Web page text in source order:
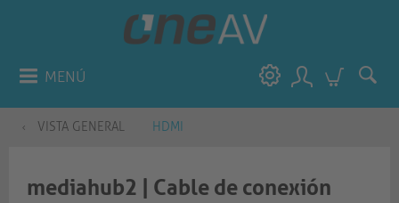
MENÚ
VISTA GENERAL HDMI
mediahub2 | Cable de conexión